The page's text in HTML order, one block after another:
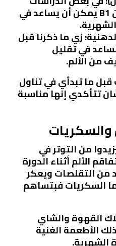
أظهرت أن فيتامين B1 يمكن أن يساعد في
: زي ما ذكرنا قبل
الأوميغا 3 بتساعد في تقليل
من الألم.
ما تبدأي في تناول
تتأكدي إنها مناسبة
من التوتر في
الألم أثناء الدورة
من التقلصات ويعكر
السكريات فبتساهم
القهوة والشاي
الأطعمة الغنية
الشهرية.